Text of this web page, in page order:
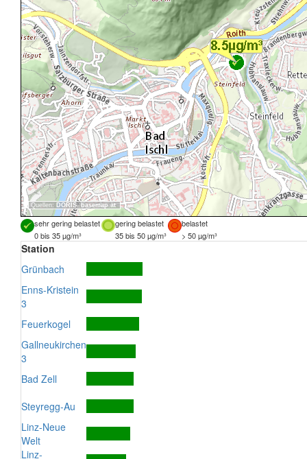
Quellen: DORIS, basemap.at
sehr gering belastet gering belastet
belastet
0 bis 35 µg/m³
35 bis 50 µg/m³ > 50 µg/m³
Station
Grünbach
Enns-Kristein
3
Feuerkogel
Gallneukirchen
3
Bad Zell
Steyregg-Au
Linz-Neue
Welt
Linz-